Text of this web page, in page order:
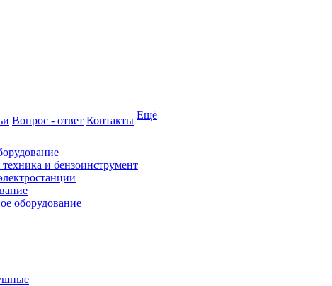
Вопрос - ответ Контакты Ещё
и бензоинструмент
оборудование